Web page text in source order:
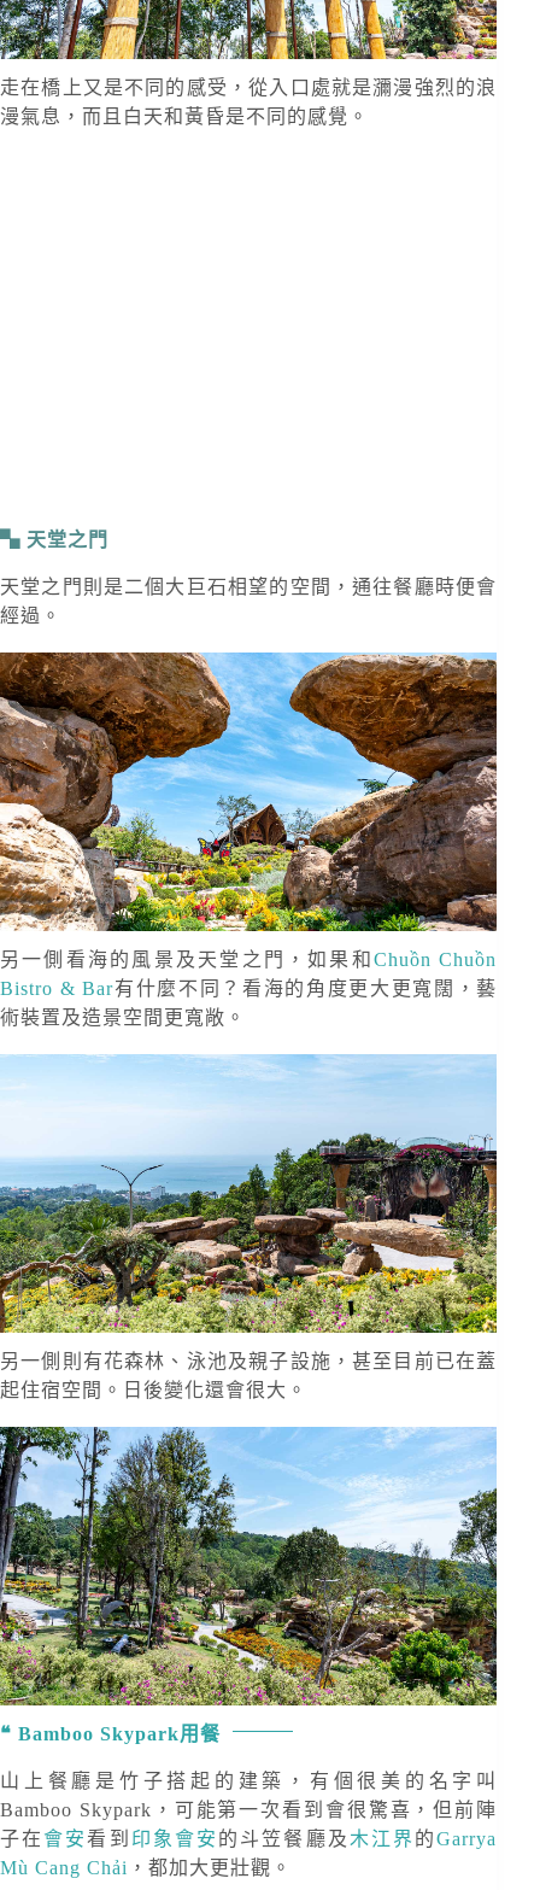
走在橋上又是不同的感受，從入口處就是瀰漫強烈的浪
漫氣息，而且白天和黃昏是不同的感覺。
天堂之門
天堂之門則是二個大巨石相望的空間，通往餐廳時便會
經過。
另一側看海的風景及天堂之門，如果和 Chuồn Chuồn
Bistro & Bar有什麼不同？看海的角度更大更寬闊，藝
術裝置及造景空間更寬敞。
另一側則有花森林、泳池及親子設施，甚至目前已在蓋
起住宿空間。日後變化還會很大。
Bamboo Skypark用餐
山上餐廳是竹子搭起的建築，有個很美的名字叫
Bamboo Skypark，可能第一次看到會很驚喜，但前陣
子在會安看到 印象會安 的斗笠餐廳及 木江界 的Garrya
Mù Cang Chải ，都加大更壯觀。